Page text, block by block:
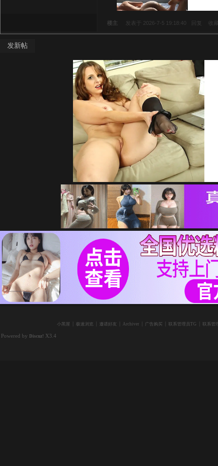
楼主 发表于 2026-7-5 19:18:40 回复 收
发新帖
小黑屋 极速浏览 邀请好友 Archiver 广告购买 联系管理员TG 联系管
Powered by Discuz! X3.4